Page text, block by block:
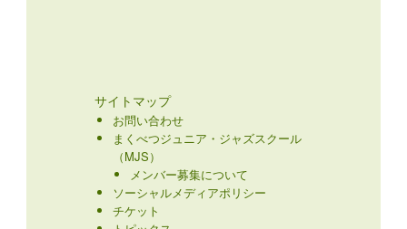
サイトマップ
お問い合わせ
まくべつジュニア・ジャズスクール
（MJS）
メンバー募集について
ソーシャルメディアポリシー
チケット